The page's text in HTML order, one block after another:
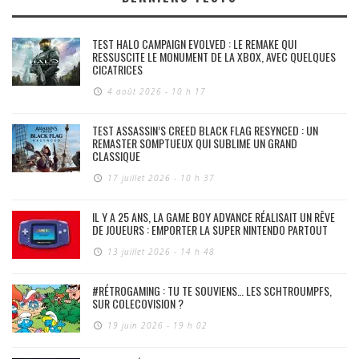
TEST HALO CAMPAIGN EVOLVED : LE REMAKE QUI
RESSUSCITE LE MONUMENT DE LA XBOX, AVEC QUELQUES
CICATRICES
4 août 2026 - 10 h 17
TEST ASSASSIN’S CREED BLACK FLAG RESYNCED : UN
REMASTER SOMPTUEUX QUI SUBLIME UN GRAND
CLASSIQUE
17 juillet 2026 - 10 h 37
IL Y A 25 ANS, LA GAME BOY ADVANCE RÉALISAIT UN RÊVE
DE JOUEURS : EMPORTER LA SUPER NINTENDO PARTOUT
13 juillet 2026 - 14 h 48
#RÉTROGAMING : TU TE SOUVIENS… LES SCHTROUMPFS,
SUR COLECOVISION ?
19 juin 2026 - 19 h 02